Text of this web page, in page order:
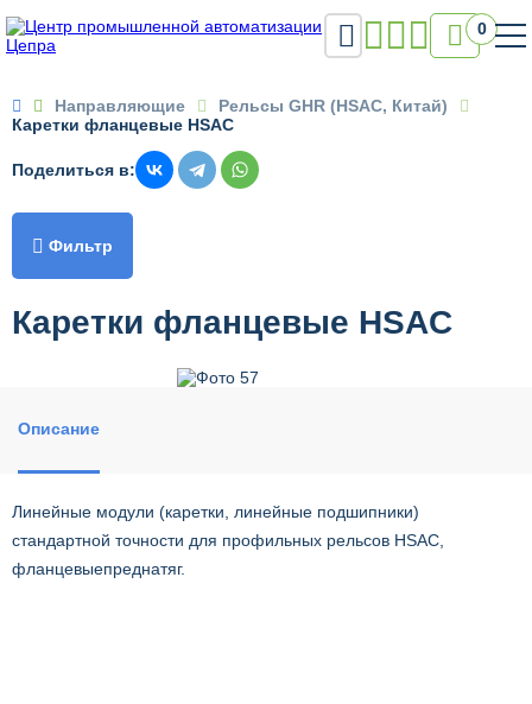
 0
 Направляющие
Рельсы GHR (HSAC, Китай)
Каретки фланцевые HSAC
Поделиться в:
 Фильтр
Каретки фланцевые HSAC
Описание
Линейные модули (каретки, линейные подшипники)
стандартной точности для профильных рельсов HSAC,
фланцевыепреднатяг.